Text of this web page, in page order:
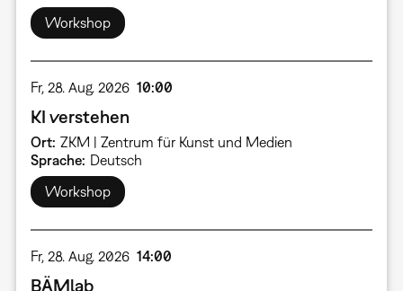
Workshop
Fr, 28. Aug. 2026 10:00
KI verstehen
Ort ZKM | Zentrum für Kunst und Medien
Sprache Deutsch
Workshop
Fr, 28. Aug. 2026 14:00
BÄMlab